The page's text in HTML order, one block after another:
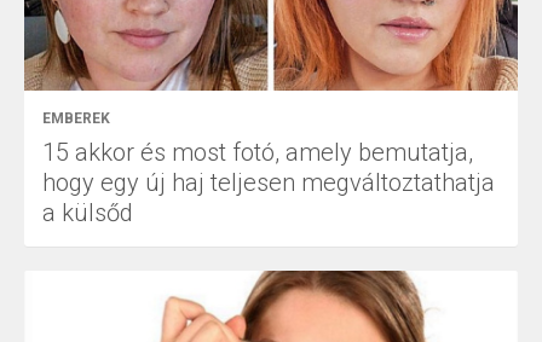
EMBEREK
15 akkor és most fotó, amely bemutatja,
hogy egy új haj teljesen megváltoztathatja
a külsőd